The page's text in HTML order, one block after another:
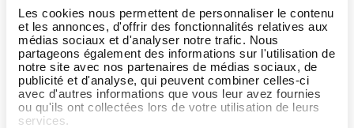
Les cookies nous permettent de personnaliser le contenu
et les annonces, d'offrir des fonctionnalités relatives aux
médias sociaux et d'analyser notre trafic. Nous
partageons également des informations sur l'utilisation de
notre site avec nos partenaires de médias sociaux, de
publicité et d'analyse, qui peuvent combiner celles-ci
avec d'autres informations que vous leur avez fournies
ou qu'ils ont collectées lors de votre utilisation de leurs
services.
J'ai une question ou j'ai
besoin d'aide en ce qui
concerne Wellpass